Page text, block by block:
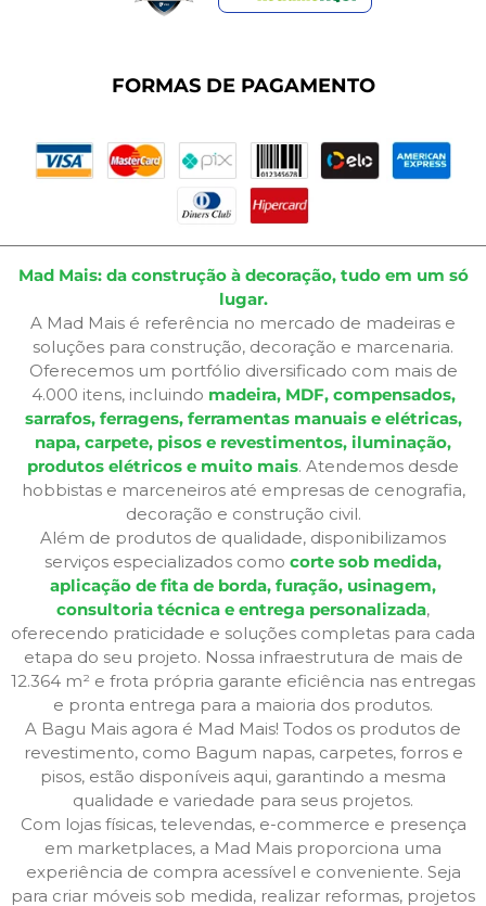
Plano de CorteFORMAS DE PAGAMENTO
Mad Mais: da construção à decoração, tudo em um só
lugar.
A Mad Mais é referência no mercado de madeiras e
soluções para construção, decoração e marcenaria.
Oferecemos um portfólio diversificado com mais de
4.000 itens, incluindo madeira, MDF, compensados,
sarrafos, ferragens, ferramentas manuais e elétricas,
napa, carpete, pisos e revestimentos, iluminação,
produtos elétricos e muito mais. Atendemos desde
hobbistas e marceneiros até empresas de cenografia,
decoração e construção civil.
Além de produtos de qualidade, disponibilizamos
serviços especializados como corte sob medida,
aplicação de fita de borda, furação, usinagem,
consultoria técnica e entrega personalizada,
oferecendo praticidade e soluções completas para cada
etapa do seu projeto. Nossa infraestrutura de mais de
12.364 m² e frota própria garante eficiência nas entregas
e pronta entrega para a maioria dos produtos.
A Bagu Mais agora é Mad Mais! Todos os produtos de
revestimento, como Bagum napas, carpetes, forros e
pisos, estão disponíveis aqui, garantindo a mesma
qualidade e variedade para seus projetos.
Com lojas físicas, televendas, e-commerce e presença
em marketplaces, a Mad Mais proporciona uma
experiência de compra acessível e conveniente. Seja
para criar móveis sob medida, realizar reformas, projetos